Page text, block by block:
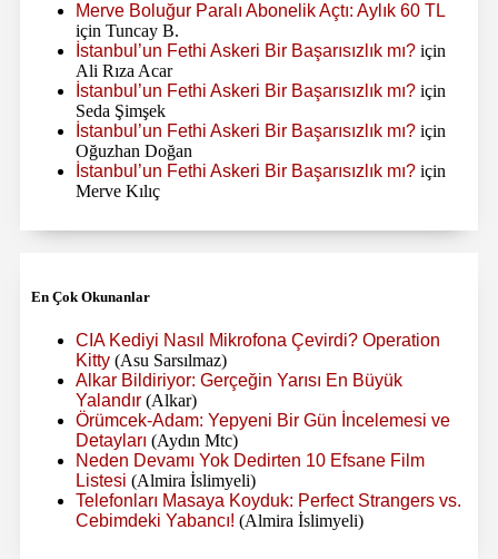
Merve Boluğur Paralı Abonelik Açtı: Aylık 60 TL
için Tuncay B.
İstanbul’un Fethi Askeri Bir Başarısızlık mı? için
Ali Rıza Acar
İstanbul’un Fethi Askeri Bir Başarısızlık mı? için
Seda Şimşek
İstanbul’un Fethi Askeri Bir Başarısızlık mı? için
Oğuzhan Doğan
İstanbul’un Fethi Askeri Bir Başarısızlık mı? için
Merve Kılıç
En Çok Okunanlar
CIA Kediyi Nasıl Mikrofona Çevirdi? Operation
Kitty (Asu Sarsılmaz)
Alkar Bildiriyor: Gerçeğin Yarısı En Büyük
Yalandır (Alkar)
Örümcek-Adam: Yepyeni Bir Gün İncelemesi ve
Detayları (Aydın Mtc)
Neden Devamı Yok Dedirten 10 Efsane Film
Listesi (Almira İslimyeli)
Telefonları Masaya Koyduk: Perfect Strangers vs.
Cebimdeki Yabancı! (Almira İslimyeli)